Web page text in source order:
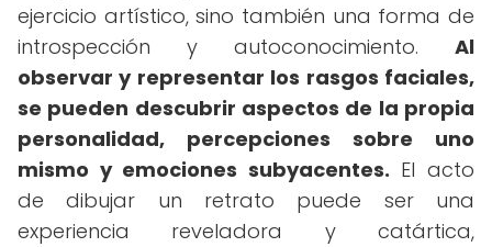
ejercicio artístico, sino también una forma de
introspección y autoconocimiento. Al
observar y representar los rasgos faciales,
se pueden descubrir aspectos de la propia
personalidad, percepciones sobre uno
mismo y emociones subyacentes. El acto
de dibujar un retrato puede ser una
experiencia reveladora y catártica,